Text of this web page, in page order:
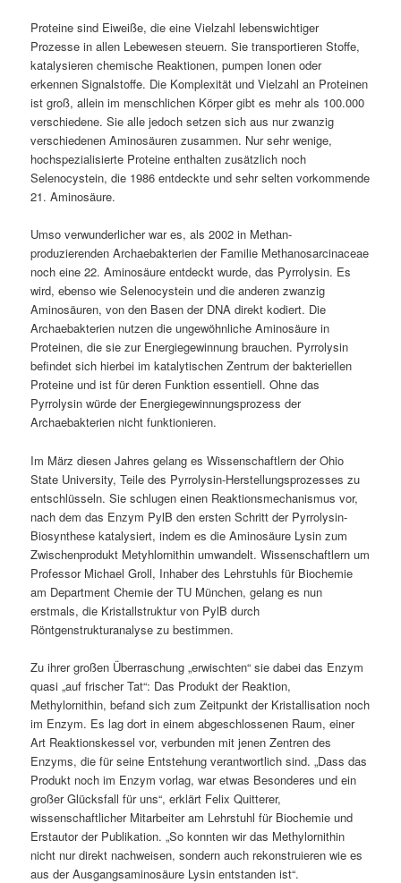
Proteine sind Eiweiße, die eine Vielzahl lebenswichtiger
Prozesse in allen Lebewesen steuern. Sie transportieren Stoffe,
katalysieren chemische Reaktionen, pumpen Ionen oder
erkennen Signalstoffe. Die Komplexität und Vielzahl an Proteinen
ist groß, allein im menschlichen Körper gibt es mehr als 100.000
verschiedene. Sie alle jedoch setzen sich aus nur zwanzig
verschiedenen Aminosäuren zusammen. Nur sehr wenige,
hochspezialisierte Proteine enthalten zusätzlich noch
Selenocystein, die 1986 entdeckte und sehr selten vorkommende
21. Aminosäure.
Umso verwunderlicher war es, als 2002 in Methan-
produzierenden Archaebakterien der Familie Methanosarcinaceae
noch eine 22. Aminosäure entdeckt wurde, das Pyrrolysin. Es
wird, ebenso wie Selenocystein und die anderen zwanzig
Aminosäuren, von den Basen der DNA direkt kodiert. Die
Archaebakterien nutzen die ungewöhnliche Aminosäure in
Proteinen, die sie zur Energiegewinnung brauchen. Pyrrolysin
befindet sich hierbei im katalytischen Zentrum der bakteriellen
Proteine und ist für deren Funktion essentiell. Ohne das
Pyrrolysin würde der Energiegewinnungsprozess der
Archaebakterien nicht funktionieren.
Im März diesen Jahres gelang es Wissenschaftlern der Ohio
State University, Teile des Pyrrolysin-Herstellungsprozesses zu
entschlüsseln. Sie schlugen einen Reaktionsmechanismus vor,
nach dem das Enzym PylB den ersten Schritt der Pyrrolysin-
Biosynthese katalysiert, indem es die Aminosäure Lysin zum
Zwischenprodukt Metyhlornithin umwandelt. Wissenschaftlern um
Professor Michael Groll, Inhaber des Lehrstuhls für Biochemie
am Department Chemie der TU München, gelang es nun
erstmals, die Kristallstruktur von PylB durch
Röntgenstrukturanalyse zu bestimmen.
Zu ihrer großen Überraschung „erwischten“ sie dabei das Enzym
quasi „auf frischer Tat“: Das Produkt der Reaktion,
Methylornithin, befand sich zum Zeitpunkt der Kristallisation noch
im Enzym. Es lag dort in einem abgeschlossenen Raum, einer
Art Reaktionskessel vor, verbunden mit jenen Zentren des
Enzyms, die für seine Entstehung verantwortlich sind. „Dass das
Produkt noch im Enzym vorlag, war etwas Besonderes und ein
großer Glücksfall für uns“, erklärt Felix Quitterer,
wissenschaftlicher Mitarbeiter am Lehrstuhl für Biochemie und
Erstautor der Publikation. „So konnten wir das Methylornithin
nicht nur direkt nachweisen, sondern auch rekonstruieren wie es
aus der Ausgangsaminosäure Lysin entstanden ist“.